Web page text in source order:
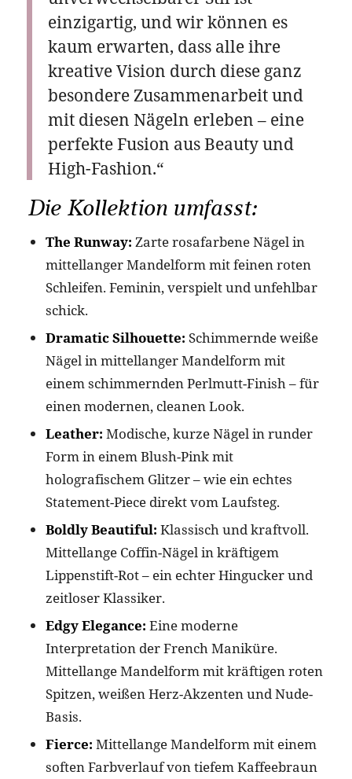
einzigartig, und wir können es
kaum erwarten, dass alle ihre
kreative Vision durch diese ganz
besondere Zusammenarbeit und
mit diesen Nägeln erleben – eine
perfekte Fusion aus Beauty und
High-Fashion.“
Die Kollektion umfasst:
The Runway: Zarte rosafarbene Nägel in
mittellanger Mandelform mit feinen roten
Schleifen. Feminin, verspielt und unfehlbar
schick.
Dramatic Silhouette: Schimmernde weiße
Nägel in mittellanger Mandelform mit
einem schimmernden Perlmutt-Finish – für
einen modernen, cleanen Look.
Leather: Modische, kurze Nägel in runder
Form in einem Blush-Pink mit
holografischem Glitzer – wie ein echtes
Statement-Piece direkt vom Laufsteg.
Boldly Beautiful: Klassisch und kraftvoll.
Mittellange Coffin-Nägel in kräftigem
Lippenstift-Rot – ein echter Hingucker und
zeitloser Klassiker.
Edgy Elegance: Eine moderne
Interpretation der French Maniküre.
Mittellange Mandelform mit kräftigen roten
Spitzen, weißen Herz-Akzenten und Nude-
Basis.
Fierce: Mittellange Mandelform mit einem
soften Farbverlauf von tiefem Kaffeebraun